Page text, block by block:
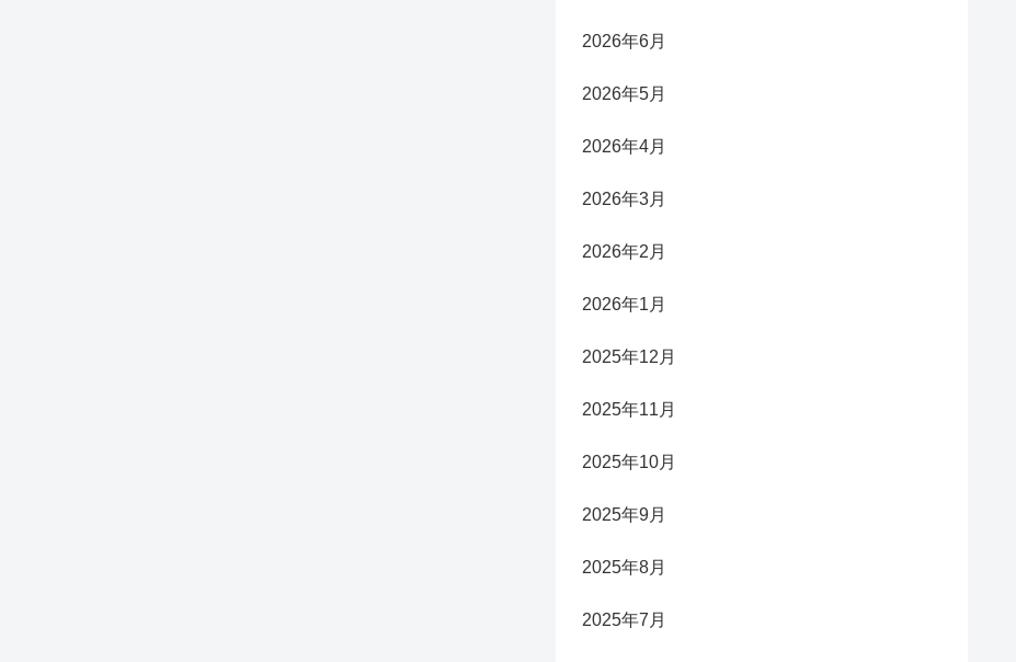
2026年6月
2026年5月
2026年4月
2026年3月
2026年2月
2026年1月
2025年12月
2025年11月
2025年10月
2025年9月
2025年8月
2025年7月